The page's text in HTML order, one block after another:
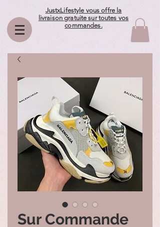
JustxLifestyle vous offre la
livraison gratuite sur toutes vos
commandes.
Sur Commande